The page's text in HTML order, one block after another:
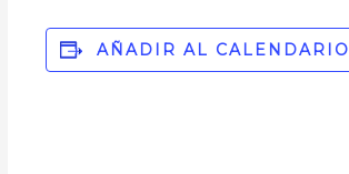
AÑADIR AL CALENDARIO